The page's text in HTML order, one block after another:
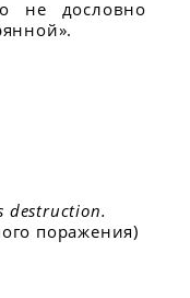
не дословно
destruction.
поражения)